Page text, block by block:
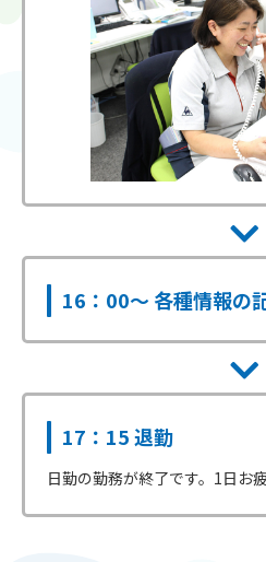
16：00～ 各種情報の
17：15 退勤
日勤の勤務が終了です。1日お